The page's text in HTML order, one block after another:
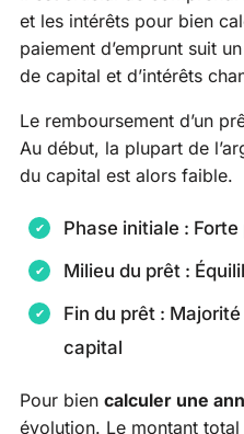
et les intérêts pour bien
paiement d’emprunt suit
de capital et d’intérêts
Le remboursement d’un
Au début, la plupart de
du capital est alors faible.
Phase initiale :
Milieu du prêt :
Fin du prêt :
capital
Pour bien calculer une
évolution. Le montant